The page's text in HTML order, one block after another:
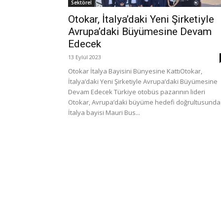
Sektörel
Otokar, İtalya’daki Yeni Şirketiyle
Avrupa’daki Büyümesine Devam
Edecek
13 Eylül 2023
Otokar İtalya Bayisini Bünyesine KattıOtokar,
İtalya’daki Yeni Şirketiyle Avrupa’daki Büyümesine
Devam Edecek Türkiye otobüs pazarının lideri
Otokar, Avrupa’daki büyüme hedefi doğrultusunda
İtalya bayisi Mauri Bus...